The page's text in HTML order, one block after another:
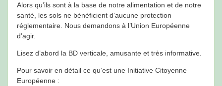
Alors qu’ils sont à la base de notre alimentation et de notre
santé, les sols ne bénéficient d’aucune protection
réglementaire. Nous demandons à l’Union Européenne
d’agir.
Lisez d’abord la BD verticale, amusante et très informative.
Pour savoir en détail ce qu’est une Initiative Citoyenne
Européenne :